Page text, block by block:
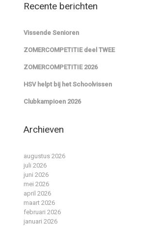
Recente berichten
Vissende Senioren
ZOMERCOMPETITIE deel TWEE
ZOMERCOMPETITIE 2026
HSV helpt bij het Schoolvissen
Clubkampioen 2026
Archieven
augustus 2026
juli 2026
juni 2026
mei 2026
april 2026
maart 2026
februari 2026
januari 2026